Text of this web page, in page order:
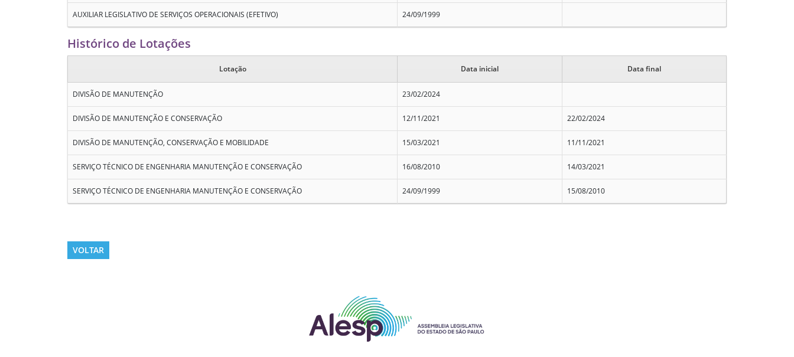
AUXILIAR LEGISLATIVO DE SERVIÇOS OPERACIONAIS (EFETIVO) 24/09/1999
Histórico de Lotações
Lotação Data inicial Data final
DIVISÃO DE MANUTENÇÃO 23/02/2024
DIVISÃO DE MANUTENÇÃO E CONSERVAÇÃO 12/11/2021 22/02/2024
DIVISÃO DE MANUTENÇÃO, CONSERVAÇÃO E MOBILIDADE 15/03/2021 11/11/2021
SERVIÇO TÉCNICO DE ENGENHARIA MANUTENÇÃO E CONSERVAÇÃO 16/08/2010 14/03/2021
SERVIÇO TÉCNICO DE ENGENHARIA MANUTENÇÃO E CONSERVAÇÃO 24/09/1999 15/08/2010
VOLTAR